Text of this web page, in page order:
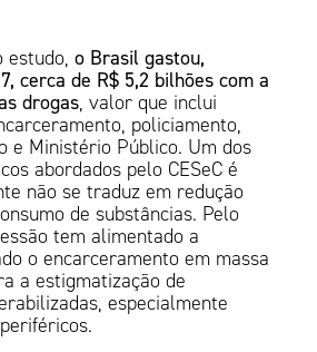
estudo, o Brasil gastou,
cerca de R$ 5,2 bilhões com a
drogas, valor que inclui
policiamento,
e Ministério Público. Um dos
abordados pelo CESeC é
não se traduz em redução
de substâncias. Pelo
tem alimentado a
o encarceramento em massa
a estigmatização de
especialmente